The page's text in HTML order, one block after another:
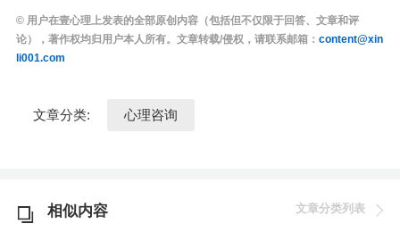
© 用户在壹心理上发表的全部原创内容（包括但不仅限于回答、文章和评
论），著作权均归用户本人所有。文章转载/侵权，请联系邮箱： content@xin
li001.com
文章分类: 心理咨询
相似内容 文章分类列表